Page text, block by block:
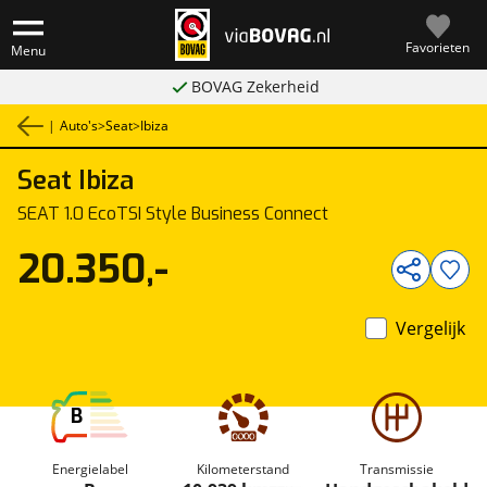
Menu Favorieten
BOVAG Zekerheid
| Auto's>Seat>Ibiza
Seat Ibiza
SEAT 1.0 EcoTSI Style Business Connect
B
Energielabel Kilometerstand Transmissie
20.350,-
Vergelijk